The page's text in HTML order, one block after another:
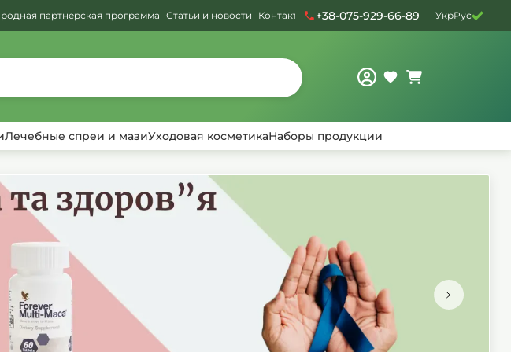
партнерская программа Статьи и новости Контакты +38-075-929-66-89 УкрРус
Лечебные спреи и мазиУходовая косметикаНаборы продукции